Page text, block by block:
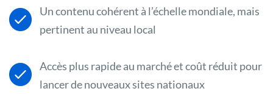
Un contenu cohérent à l’échelle mondiale, mais
pertinent au niveau local
Accès plus rapide au marché et coût réduit pour
lancer de nouveaux sites nationaux